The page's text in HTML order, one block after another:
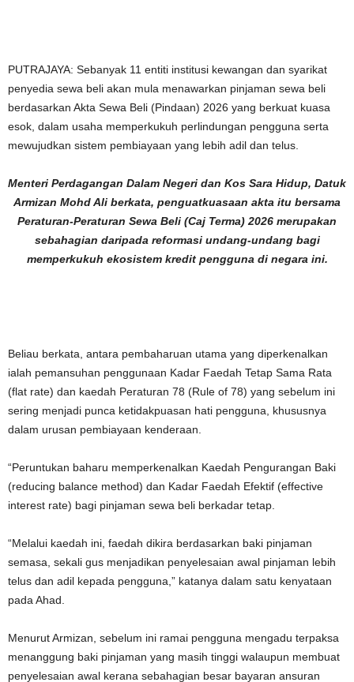
PUTRAJAYA: Sebanyak 11 entiti institusi kewangan dan syarikat
penyedia sewa beli akan mula menawarkan pinjaman sewa beli
berdasarkan Akta Sewa Beli (Pindaan) 2026 yang berkuat kuasa
esok, dalam usaha memperkukuh perlindungan pengguna serta
mewujudkan sistem pembiayaan yang lebih adil dan telus.
Menteri Perdagangan Dalam Negeri dan Kos Sara Hidup, Datuk
Armizan Mohd Ali berkata, penguatkuasaan akta itu bersama
Peraturan-Peraturan Sewa Beli (Caj Terma) 2026 merupakan
sebahagian daripada reformasi undang-undang bagi
memperkukuh ekosistem kredit pengguna di negara ini.
Beliau berkata, antara pembaharuan utama yang diperkenalkan
ialah pemansuhan penggunaan Kadar Faedah Tetap Sama Rata
(flat rate) dan kaedah Peraturan 78 (Rule of 78) yang sebelum ini
sering menjadi punca ketidakpuasan hati pengguna, khususnya
dalam urusan pembiayaan kenderaan.
“Peruntukan baharu memperkenalkan Kaedah Pengurangan Baki
(reducing balance method) dan Kadar Faedah Efektif (effective
interest rate) bagi pinjaman sewa beli berkadar tetap.
“Melalui kaedah ini, faedah dikira berdasarkan baki pinjaman
semasa, sekali gus menjadikan penyelesaian awal pinjaman lebih
telus dan adil kepada pengguna,” katanya dalam satu kenyataan
pada Ahad.
Menurut Armizan, sebelum ini ramai pengguna mengadu terpaksa
menanggung baki pinjaman yang masih tinggi walaupun membuat
penyelesaian awal kerana sebahagian besar bayaran ansuran